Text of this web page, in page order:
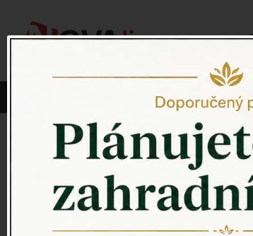
Vyberte si kategorii: NOVINKY
PÍTKO PRO PTÁKY
ZAHRADNÍ SOCHY
ZAHRADNÍ UMYVADLA
PTAČÍ BUDKY
Litinové škrabáky na boty